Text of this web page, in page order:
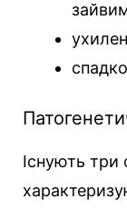
Існують три